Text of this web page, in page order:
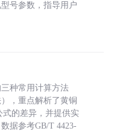
号参数，指导用户
种常用计算方法
，重点解析了黄铜
式的差异，并提供实
据参考GB/T 4423-